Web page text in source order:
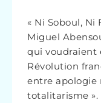
« Ni Soboul, Ni
Miguel
qui voudraient
Révolution
entre apologie
totalitarisme ».